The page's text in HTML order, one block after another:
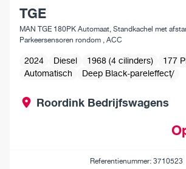
TGE
MAN TGE 180PK Automaat, Standkachel met
Parkeersensoren rondom , ACC
2024 Diesel 1968 (4 cilinders)
177
Automatisch
Deep Black-pareleffect/
Roordink Bedrijfswagens
Referentienummer: 3710523